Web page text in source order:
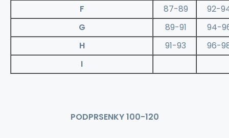
F
87-89
92-
G
89-91
94-
H
91-93
96-
I
PODPRSENKY 100-120